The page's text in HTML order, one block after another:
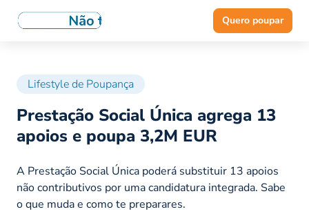
Quero poupar
Lifestyle de Poupança
Prestação Social Única agrega 13
apoios e poupa 3,2M EUR
A Prestação Social Única poderá substituir 13 apoios
não contributivos por uma candidatura integrada. Sabe
o que muda e como te preparares.